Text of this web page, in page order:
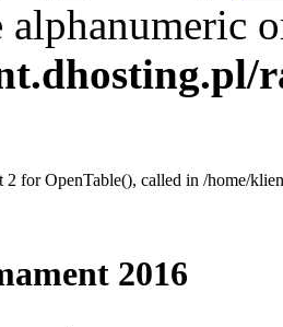
alphanumeric
2 for OpenTable(), called in /home/
2016